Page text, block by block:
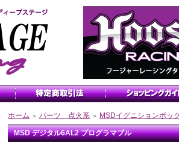
ホーム ＞ パーツ 点火系 ＞ MSDイグニションボッ
MSD デジタル6AL2 プログラマブル